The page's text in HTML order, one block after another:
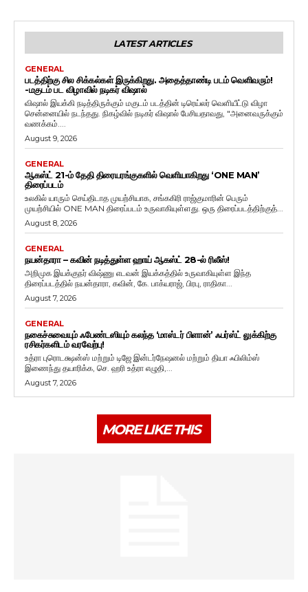
LATEST ARTICLES
GENERAL
படத்திற்கு சில சிக்கல்கள் இருக்கிறது. அதைத்தாண்டி படம் வெளிவரும்!
-மகுடம் பட விழாவில் நடிகர் விஷால்
விஷால் இயக்கி நடித்திருக்கும் மகுடம் படத்தின் டிரெய்லர் வெளியீட்டு விழா
சென்னையில் நடந்தது. நிகழ்வில் நடிகர் விஷால் பேசியதாவது, "அனைவருக்கும்
வணக்கம்....
August 9, 2026
GENERAL
ஆகஸ்ட் 21-ம் தேதி திரையரங்குகளில் வெளியாகிறது ‘ONE MAN’
திரைப்படம்
உலகில் யாரும் செய்திடாத முயற்சியாக, சங்ககிரி ராஜ்குமாரின் பெரும்
முயற்சியில் ONE MAN திரைப்படம் உருவாகியுள்ளது. ஒரு திரைப்படத்திற்குத்...
August 8, 2026
GENERAL
நயன்தாரா – கவின் நடித்துள்ள ஹாய் ஆகஸ்ட் 28-ல் ரிலீஸ்!
அறிமுக இயக்குநர் விஷ்ணு எடவன் இயக்கத்தில் உருவாகியுள்ள இந்த
திரைப்படத்தில் நயன்தாரா, கவின், கே. பாக்யராஜ், பிரபு, ராதிகா...
August 7, 2026
GENERAL
நகைச்சுவையும் ஃபேண்டஸியும் கலந்த ‘மாஸ்டர் பிளான்’ ஃபர்ஸ்ட் லுக்கிற்கு
ரசிகர்களிடம் வரவேற்பு!
உத்ரா புரொடக்ஷன்ஸ் மற்றும் டிஜே இன்டர்நேஷனல் மற்றும் தியா ஃபிலிம்ஸ்
இணைந்து தயாரிக்க, செ. ஹரி உத்ரா எழுதி,...
August 7, 2026
MORE LIKE THIS